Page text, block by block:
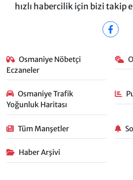
hızlı habercilik için bizi takip
Osmaniye Nöbetçi
Eczaneler
Osmaniye Trafik
Yoğunluk Haritası
Tüm Manşetler
Haber Arşivi